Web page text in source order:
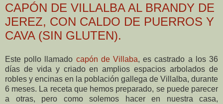
CAPÓN DE VILLALBA AL BRANDY DE
JEREZ, CON CALDO DE PUERROS Y
CAVA (SIN GLUTEN).
Este pollo llamado capón de Villaba, es castrado a los 36
días de vida y criado en amplios espacios arbolados de
robles y encinas en la población gallega de Villalba, durante
6 meses. La receta que hemos preparado, se puede parecer
a otras, pero como solemos hacer en nuestra casa,